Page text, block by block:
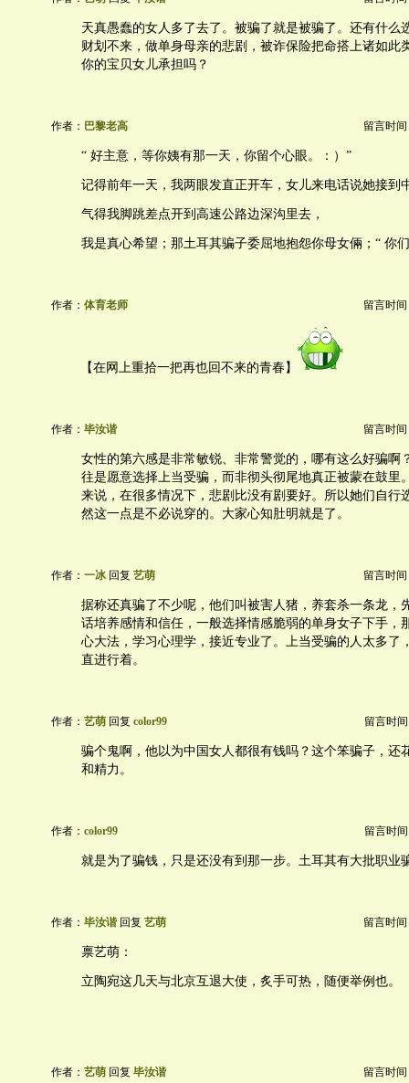
天真愚蠢的女人多了去了。被骗了就是被骗了。还有什么
财划不来，做单身母亲的悲剧，被诈保险把命搭上诸如此
你的宝贝女儿承担吗？
作者： 巴黎老高 留言时间
“ 好主意，等你姨有那一天，你留个心眼。：）”
记得前年一天，我两眼发直正开车，女儿来电话说她接到
气得我脚跳差点开到高速公路边深沟里去，
我是真心希望；那土耳其骗子委屈地抱怨你母女倆；“ 你
作者： 体育老师 留言时间
【在网上重拾一把再也回不来的青春】
作者： 毕汝谐 留言时间
女性的第六感是非常敏锐、非常警觉的，哪有这么好骗啊
往是愿意选择上当受骗，而非彻头彻尾地真正被蒙在鼓里
来说，在很多情况下，悲剧比没有剧要好。所以她们自行
然这一点是不必说穿的。大家心知肚明就是了。
作者： 一冰 回复 艺萌 留言时间
据称还真骗了不少呢，他们叫被害人猪，养套杀一条龙，
话培养感情和信任，一般选择情感脆弱的单身女子下手，
心大法，学习心理学，接近专业了。上当受骗的人太多了
直进行着。
作者： 艺萌 回复 color99 留言时间
骗个鬼啊，他以为中国女人都很有钱吗？这个笨骗子，还
和精力。
作者： color99 留言时间
就是为了骗钱，只是还没有到那一步。土耳其有大批职业
作者： 毕汝谐回复 艺萌 留言时间
禀艺萌：
立陶宛这几天与北京互退大使，炙手可热，随便举例也。
作者： 艺萌 回复 毕汝谐 留言时间